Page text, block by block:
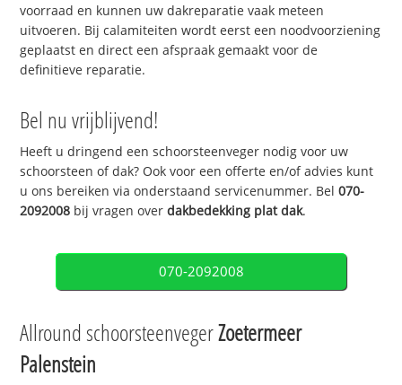
voorraad en kunnen uw dakreparatie vaak meteen
uitvoeren. Bij calamiteiten wordt eerst een noodvoorziening
geplaatst en direct een afspraak gemaakt voor de
definitieve reparatie.
Bel nu vrijblijvend!
Heeft u dringend een schoorsteenveger nodig voor uw
schoorsteen of dak? Ook voor een offerte en/of advies kunt
u ons bereiken via onderstaand servicenummer. Bel070-
2092008 bij vragen overdakbedekking plat dak.
070-2092008
Allround schoorsteenvegerZoetermeer
Palenstein